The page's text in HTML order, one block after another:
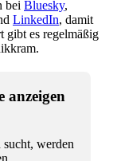
bei Bluesky,
LinkedIn, damit
gibt es regelmäßig
anzeigen
werden